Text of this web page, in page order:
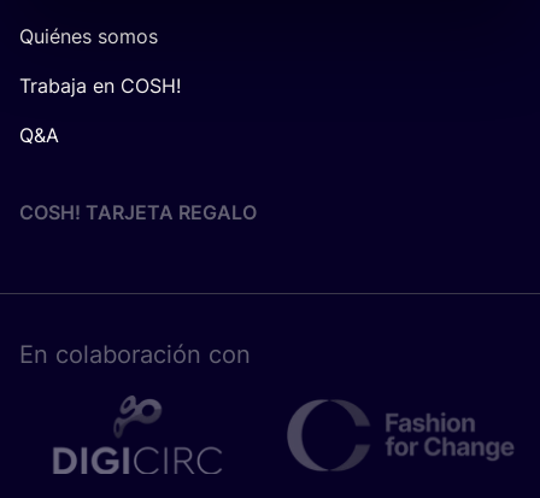
Quiénes somos
Trabaja en COSH!
Q&A
COSH! TARJETA REGALO
En cola­bo­ra­ción con